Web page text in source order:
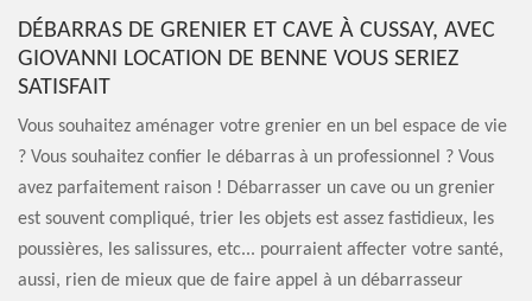
DÉBARRAS DE GRENIER ET CAVE À CUSSAY, AVEC
GIOVANNI LOCATION DE BENNE VOUS SERIEZ
SATISFAIT
Vous souhaitez aménager votre grenier en un bel espace de vie
? Vous souhaitez confier le débarras à un professionnel ? Vous
avez parfaitement raison ! Débarrasser un cave ou un grenier
est souvent compliqué, trier les objets est assez fastidieux, les
poussières, les salissures, etc... pourraient affecter votre santé,
aussi, rien de mieux que de faire appel à un débarrasseur